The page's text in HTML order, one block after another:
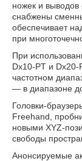
ножек и
снабжены
обеспечивает
при
При
Dx10-PT и Dx20-
частотном
— в диапазоне
Головки-
Freehand,
новыми XYZ-
свободы
Анонсируемые